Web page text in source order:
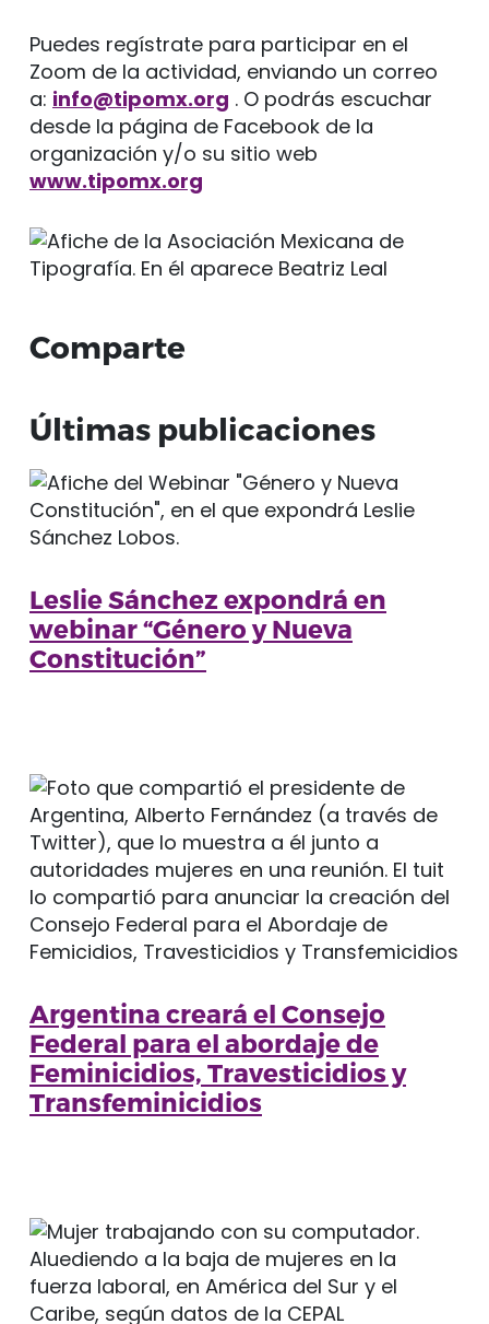
Puedes regístrate para participar en el
Zoom de la actividad, enviando un correo
a: info@tipomx.org . O podrás escuchar
desde la página de Facebook de la
organización y/o su sitio web
www.tipomx.org
Comparte
Últimas publicaciones
Leslie Sánchez expondrá en
webinar “Género y Nueva
Constitución”
Argentina creará el Consejo
Federal para el abordaje de
Feminicidios, Travesticidios y
Transfeminicidios